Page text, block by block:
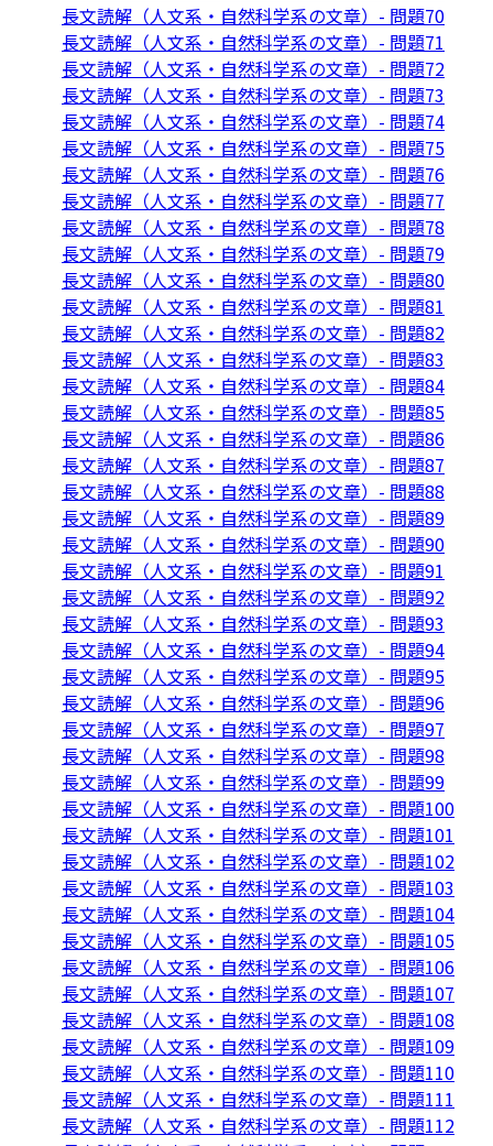
長文読解（人文系・自然科学系の文章）- 問題70
長文読解（人文系・自然科学系の文章）- 問題71
長文読解（人文系・自然科学系の文章）- 問題72
長文読解（人文系・自然科学系の文章）- 問題73
長文読解（人文系・自然科学系の文章）- 問題74
長文読解（人文系・自然科学系の文章）- 問題75
長文読解（人文系・自然科学系の文章）- 問題76
長文読解（人文系・自然科学系の文章）- 問題77
長文読解（人文系・自然科学系の文章）- 問題78
長文読解（人文系・自然科学系の文章）- 問題79
長文読解（人文系・自然科学系の文章）- 問題80
長文読解（人文系・自然科学系の文章）- 問題81
長文読解（人文系・自然科学系の文章）- 問題82
長文読解（人文系・自然科学系の文章）- 問題83
長文読解（人文系・自然科学系の文章）- 問題84
長文読解（人文系・自然科学系の文章）- 問題85
長文読解（人文系・自然科学系の文章）- 問題86
長文読解（人文系・自然科学系の文章）- 問題87
長文読解（人文系・自然科学系の文章）- 問題88
長文読解（人文系・自然科学系の文章）- 問題89
長文読解（人文系・自然科学系の文章）- 問題90
長文読解（人文系・自然科学系の文章）- 問題91
長文読解（人文系・自然科学系の文章）- 問題92
長文読解（人文系・自然科学系の文章）- 問題93
長文読解（人文系・自然科学系の文章）- 問題94
長文読解（人文系・自然科学系の文章）- 問題95
長文読解（人文系・自然科学系の文章）- 問題96
長文読解（人文系・自然科学系の文章）- 問題97
長文読解（人文系・自然科学系の文章）- 問題98
長文読解（人文系・自然科学系の文章）- 問題99
長文読解（人文系・自然科学系の文章）- 問題100
長文読解（人文系・自然科学系の文章）- 問題101
長文読解（人文系・自然科学系の文章）- 問題102
長文読解（人文系・自然科学系の文章）- 問題103
長文読解（人文系・自然科学系の文章）- 問題104
長文読解（人文系・自然科学系の文章）- 問題105
長文読解（人文系・自然科学系の文章）- 問題106
長文読解（人文系・自然科学系の文章）- 問題107
長文読解（人文系・自然科学系の文章）- 問題108
長文読解（人文系・自然科学系の文章）- 問題109
長文読解（人文系・自然科学系の文章）- 問題110
長文読解（人文系・自然科学系の文章）- 問題111
長文読解（人文系・自然科学系の文章）- 問題112